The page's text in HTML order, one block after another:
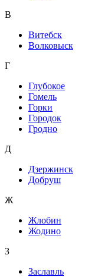
В
Витебск
Волковыск
Г
Глубокое
Гомель
Горки
Городок
Гродно
Д
Дзержинск
Добруш
Ж
Жлобин
Жодино
З
Заславль